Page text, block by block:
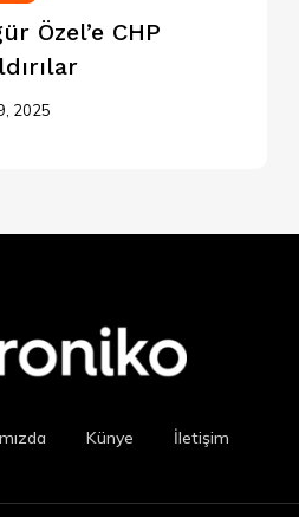
Özel’e CHP
2025
Künye İletişim